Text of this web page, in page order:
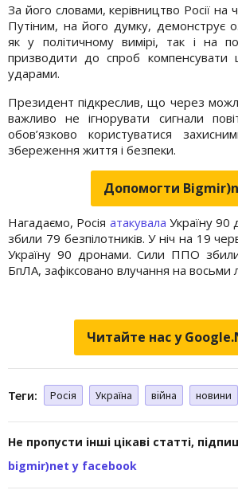
За його словами, керівництво Росії на
Путіним, на його думку, демонструє
як у політичному вимірі, так і на
призводити до спроб компенсувати
ударами.
Президент підкреслив, що через
важливо не ігнорувати сигнали
обов’язково користуватися
збереження життя і безпеки.
Допомогти
Нагадаємо, Росія атакувала Україну
збили 79 безпілотників. У ніч на 19
Україну 90 дронами. Сили ППО
БпЛА, зафіксовано влучання на восьми
Читайте нас у
Теги: Росія Україна війна новини
Не пропусти інші цікаві статті,
bigmir)net у facebook